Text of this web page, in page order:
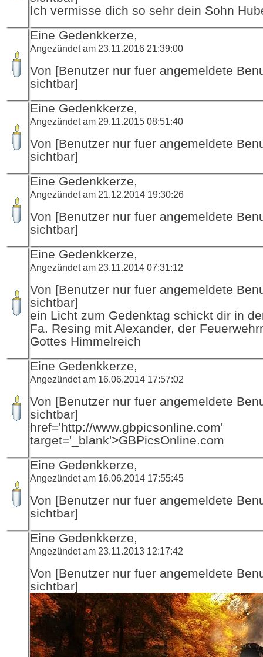
Ich vermisse dich so sehr dein Sohn
Eine Gedenkkerze,
Angezündet am 23.11.2016 21:39:00
Von [Benutzer nur fuer angemeldete
sichtbar]
Eine Gedenkkerze,
Angezündet am 29.11.2015 08:51:40
Von [Benutzer nur fuer angemeldete
sichtbar]
Eine Gedenkkerze,
Angezündet am 21.12.2014 19:30:26
Von [Benutzer nur fuer angemeldete
sichtbar]
Eine Gedenkkerze,
Angezündet am 23.11.2014 07:31:12
Von [Benutzer nur fuer angemeldete
sichtbar]
ein Licht zum Gedenktag schickt dir in
Fa. Resing mit Alexander, der
Gottes Himmelreich
Eine Gedenkkerze,
Angezündet am 16.06.2014 17:57:02
Von [Benutzer nur fuer angemeldete
sichtbar]
href='http://www.gbpicsonline.com'
target='_blank'>GBPicsOnline.com
Eine Gedenkkerze,
Angezündet am 16.06.2014 17:55:45
Von [Benutzer nur fuer angemeldete
sichtbar]
Eine Gedenkkerze,
Angezündet am 23.11.2013 12:17:42
Von [Benutzer nur fuer angemeldete
sichtbar]